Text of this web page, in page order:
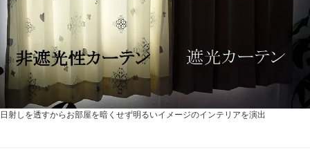
日射しを透すからお部屋を暗くせず明るいイメージのインテリアを演出